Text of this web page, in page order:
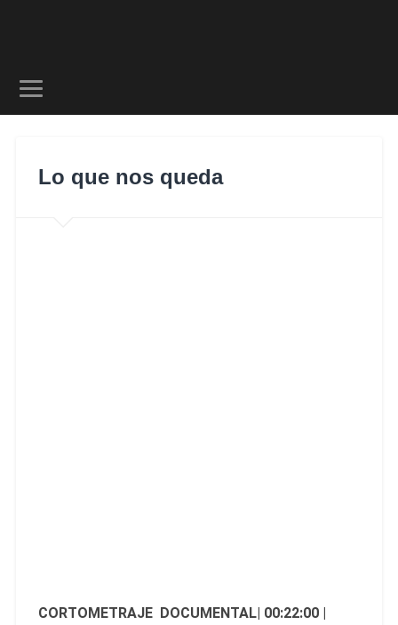
Lo que nos queda
CORTOMETRAJE DOCUMENTAL| 00:22:00 |